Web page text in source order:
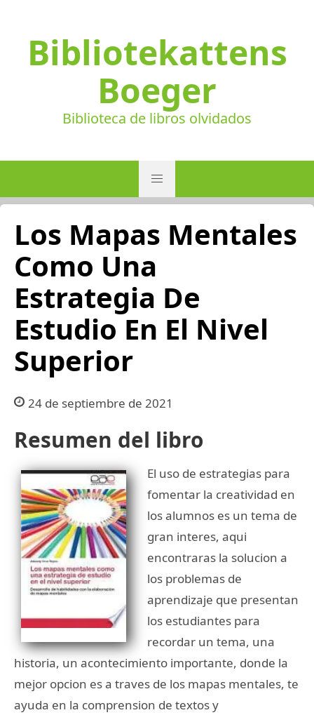
Bibliotekattens
Boeger
Biblioteca de libros olvidados
Los Mapas Mentales
Como Una
Estrategia De
Estudio En El Nivel
Superior
24 de septiembre de 2021
Resumen del libro
El uso de estrategias para
fomentar la creatividad en
los alumnos es un tema de
gran interes, aqui
encontraras la solucion a
los problemas de
aprendizaje que presentan
los estudiantes para
recordar un tema, una
historia, un acontecimiento importante, donde la
mejor opcion es a traves de los mapas mentales, te
ayuda en la comprension de textos y